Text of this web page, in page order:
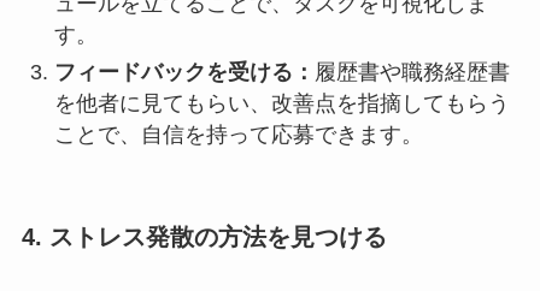
す。
フィードバックを受ける： 履歴書や職務経歴書
を他者に見てもらい、改善点を指摘してもらう
ことで、自信を持って応募できます。
4. ストレス発散の方法を見つける